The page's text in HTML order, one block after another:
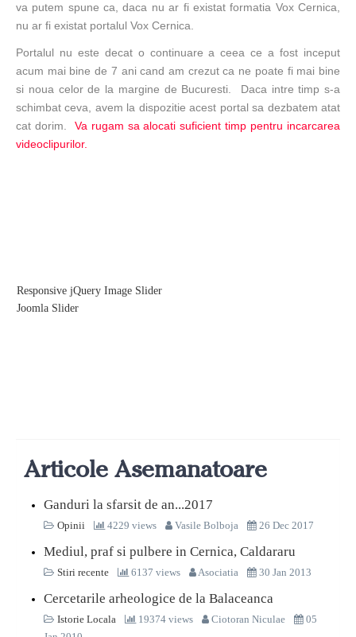
va putem spune ca, daca nu ar fi existat formatia Vox Cernica,
nu ar fi existat portalul Vox Cernica.
Portalul nu este decat o continuare a ceea ce a fost inceput
acum mai bine de 7 ani cand am crezut ca ne poate fi mai bine
si noua celor de la margine de Bucuresti. Daca intre timp s-a
schimbat ceva, avem la dispozitie acest portal sa dezbatem atat
cat dorim. Va rugam sa alocati suficient timp pentru incarcarea
videoclipurilor.
Responsive jQuery Image Slider
Joomla Slider
Articole Asemanatoare
Ganduri la sfarsit de an...2017
Opinii 4229 views Vasile Bolboja 26 Dec 2017
Mediul, praf si pulbere in Cernica, Caldararu
Stiri recente 6137 views Asociatia 30 Jan 2013
Cercetarile arheologice de la Balaceanca
Istorie Locala 19374 views Ciotoran Niculae
05